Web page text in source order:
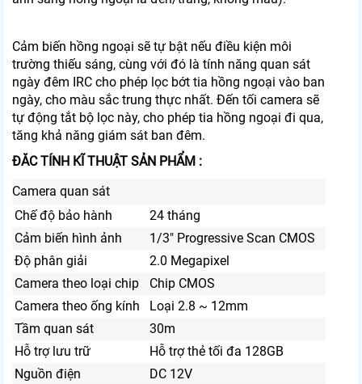
Cảm biến hồng ngoại sẽ tự bật nếu điều kiện môi
trường thiếu sáng, cùng với đó là tính năng quan sát
ngày đêm IRC cho phép lọc bớt tia hồng ngoại vào ban
ngày, cho màu sắc trung thực nhất. Đến tối camera sẽ
tự động tắt bộ lọc này, cho phép tia hồng ngoại đi qua,
tăng khả năng giám sát ban đêm.
ĐĂC TÍNH KĨ THUẬT SẢN PHẨM :
Camera quan sát
Chế độ bảo hành
24 tháng
Cảm biến hình ảnh
1/3″ Progressive Scan CMOS
Độ phân giải
2.0 Megapixel
Camera theo loại chip
Chip CMOS
Camera theo ống kính
Loại 2.8 ~ 12mm
Tầm quan sát
30m
Hỗ trợ lưu trữ
Hỗ trợ thẻ tối đa 128GB
Nguồn điện
DC 12V